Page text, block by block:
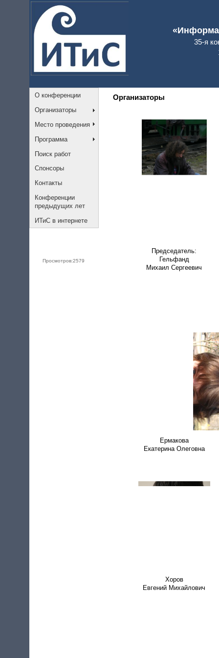
35-я
О конференции
Организаторы
Место проведения
Программа
Поиск работ
Спонсоры
Контакты
Конференции
предыдущих лет
ИТиС в интернете
Просмотров:2579
Организаторы
Председатель:
Гельфанд
Михаил Сергеевич
Ермакова
Екатерина Олеговна
Хоров
Евгений Михайлович